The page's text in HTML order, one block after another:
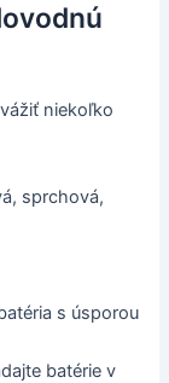
niekoľko
sprchová,
s úsporou
batérie v